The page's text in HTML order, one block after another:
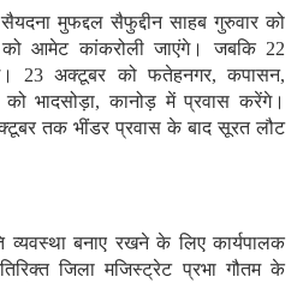
मुफद्दल सैफुद्दीन साहब गुरुवार को
आमेट कांकरोली जाएंगे। जबकि 22
23 अक्टूबर को फतेहनगर, कपासन,
भादसोड़ा, कानोड़ में प्रवास करेंगे।
तक भींडर प्रवास के बाद सूरत लौट
व्यवस्था बनाए रखने के लिए कार्यपालक
जिला मजिस्ट्रेट प्रभा गौतम के